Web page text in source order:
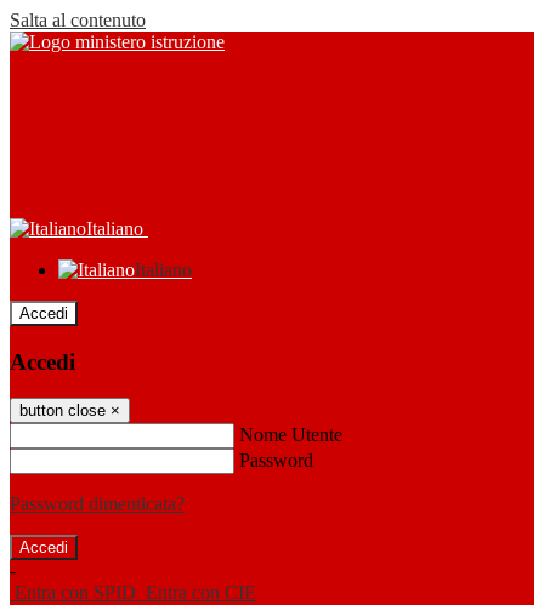
Salta al contenuto
Italiano
Italiano
Accedi
Accedi
button close ×
Nome Utente
Password
Password dimenticata?
-
Entra con SPID Entra con CIE